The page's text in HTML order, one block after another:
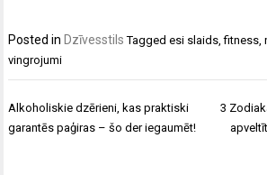
Posted in Dzīvesstils Taggedesi slaids,fitness,
vingrojumi
Ziņu
izvēlne
Alkoholiskie dzērieni, kas praktiski
garantēs paģiras – šo der iegaumēt!
3